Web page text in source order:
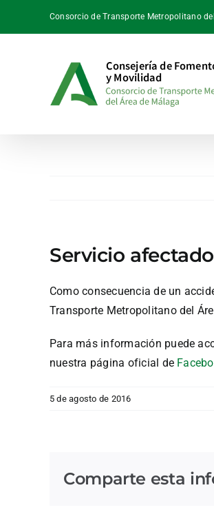
Consorcio de Transporte Metropolitano
Servicio
Como consecuencia de un
Transporte Metropolitano del
Para más información puede
nuestra página oficial de
5 de agosto de 2016
Comparte esta